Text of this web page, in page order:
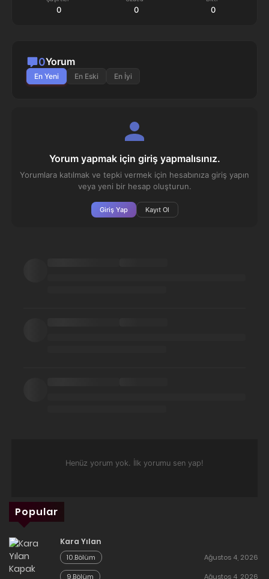
0 0 0
0Yorum
En Yeni En Eski En İyi
Yorum yapmak için giriş yapmalısınız.
Yorumlara katılmak ve tepki vermek için hesabınıza giriş yapın
veya yeni bir hesap oluşturun.
Giriş Yap Kayıt Ol
Henüz yorum yok. İlk yorumu sen yap!
Popular
Kara Yılan
10.Bölüm
Ağustos 4, 2026
9.Bölüm
Ağustos 4, 2026